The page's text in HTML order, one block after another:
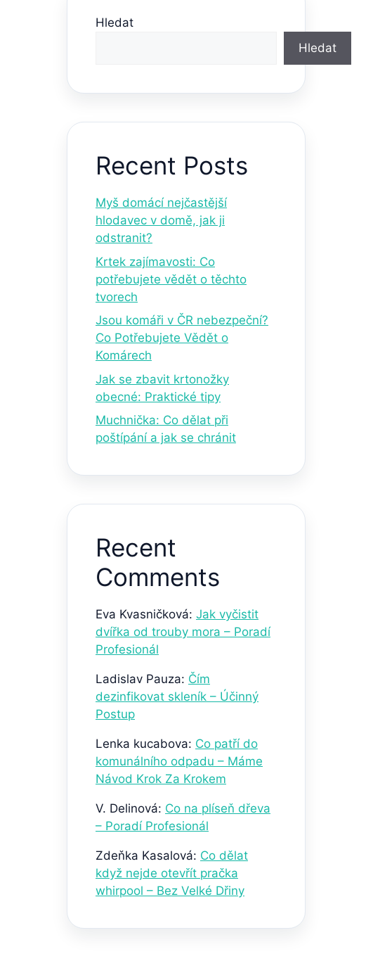
Hledat
Hledat
Recent Posts
Myš domácí nejčastější
hlodavec v domě, jak ji
odstranit?
Krtek zajímavosti: Co
potřebujete vědět o těchto
tvorech
Jsou komáři v ČR nebezpeční?
Co Potřebujete Vědět o
Komárech
Jak se zbavit krtonožky
obecné: Praktické tipy
Muchnička: Co dělat při
poštípání a jak se chránit
Recent
Comments
Eva Kvasničková: Jak vyčistit
dvířka od trouby mora – Poradí
Profesionál
Ladislav Pauza: Čím
dezinfikovat skleník – Účinný
Postup
Lenka kucabova: Co patří do
komunálního odpadu – Máme
Návod Krok Za Krokem
V. Delinová: Co na plíseň dřeva
– Poradí Profesionál
Zdeňka Kasalová: Co dělat
když nejde otevřít pračka
whirpool – Bez Velké Dřiny